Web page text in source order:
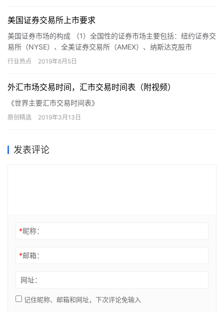
美国证券交易所上市要求
美国证券市场的构成 （1）全国性的证券市场主要包括：纽约证券交
易所（NYSE）、全美证券交易所（AMEX）、纳斯达克股市
（NASDAQ）和招示板市场（OTCBB）； （2）区域性的…
行业热点 2019年6月5日
外汇市场交易时间，汇市交易时间表（附视频）
《世界主要汇市交易时间表》
原创精选 2019年3月13日
发表评论
*昵称：
*邮箱：
网址：
记住昵称、邮箱和网址，下次评论免输入